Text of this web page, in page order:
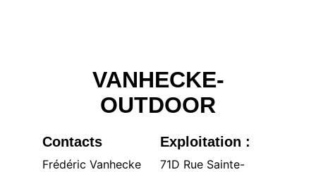
VANHECKE-
OUTDOOR
Contacts
Frédéric Vanhecke
Exploitation :
71D Rue Sainte-